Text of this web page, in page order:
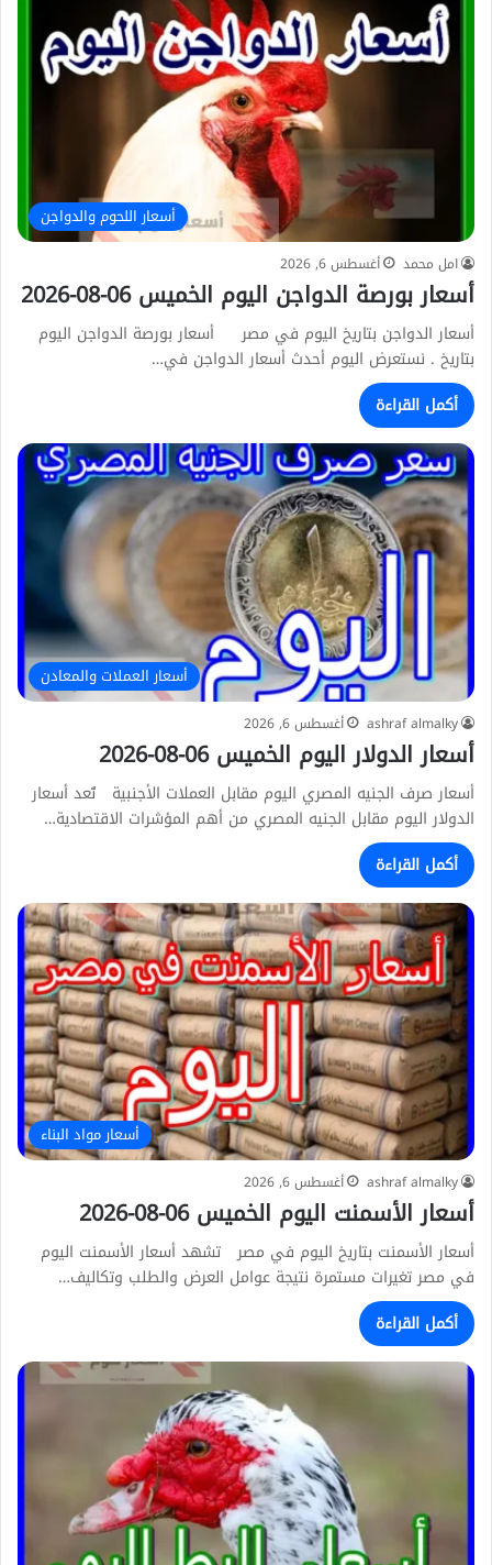
أسعار اللحوم والدواجن
امل محمد أغسطس 6, 2026
أسعار بورصة الدواجن اليوم الخميس 06-08-2026
أسعار الدواجن بتاريخ اليوم في مصر أسعار بورصة الدواجن اليوم
بتاريخ . نستعرض اليوم أحدث أسعار الدواجن في…
أكمل القراءة
أسعار العملات والمعادن
ashraf almalky أغسطس 6, 2026
أسعار الدولار اليوم الخميس 06-08-2026
أسعار صرف الجنيه المصري اليوم مقابل العملات الأجنبية تُعد أسعار
الدولار اليوم مقابل الجنيه المصري من أهم المؤشرات الاقتصادية…
أكمل القراءة
أسعار مواد البناء
ashraf almalky أغسطس 6, 2026
أسعار الأسمنت اليوم الخميس 06-08-2026
أسعار الأسمنت بتاريخ اليوم في مصر تشهد أسعار الأسمنت اليوم
في مصر تغيرات مستمرة نتيجة عوامل العرض والطلب وتكاليف…
أكمل القراءة